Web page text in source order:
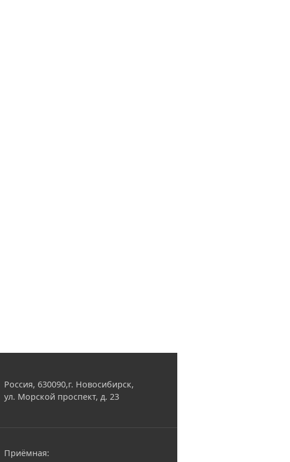
Россия, 630090,г. Новосибирск,
ул. Морской проспект, д. 23
Приёмная: